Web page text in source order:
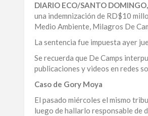
JUAN
ALTAGRACIA
PUERTO
PLATA
CONTÁCTENOS
DIARIO ECO/SANTO DOMINGO,
una indemnización de RD$10
Medio Ambiente, Milagros De
La sentencia fue impuesta ayer
Se recuerda que De Camps
publicaciones y videos en redes
Caso de Gory Moya
El pasado miércoles el mismo
luego de hallarlo responsable de